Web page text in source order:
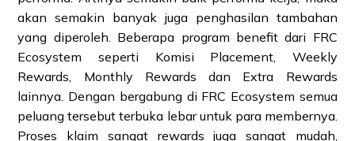
akan semakin banyak juga penghasilan tambahan
yang diperoleh. Beberapa program benefit dari FRC
Ecosystem seperti Komisi Placement, Weekly
Rewards, Monthly Rewards dan Extra Rewards
lainnya. Dengan bergabung di FRC Ecosystem semua
peluang tersebut terbuka lebar untuk para membernya.
Proses klaim sangat rewards juga sangat mudah,